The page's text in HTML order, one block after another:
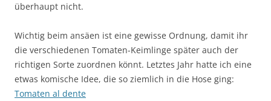
überhaupt nicht.
Wichtig beim ansäen ist eine gewisse Ordnung, damit ihr
die verschiedenen Tomaten-Keimlinge später auch der
richtigen Sorte zuordnen könnt. Letztes Jahr hatte ich eine
etwas komische Idee, die so ziemlich in die Hose ging:
Tomaten al dente